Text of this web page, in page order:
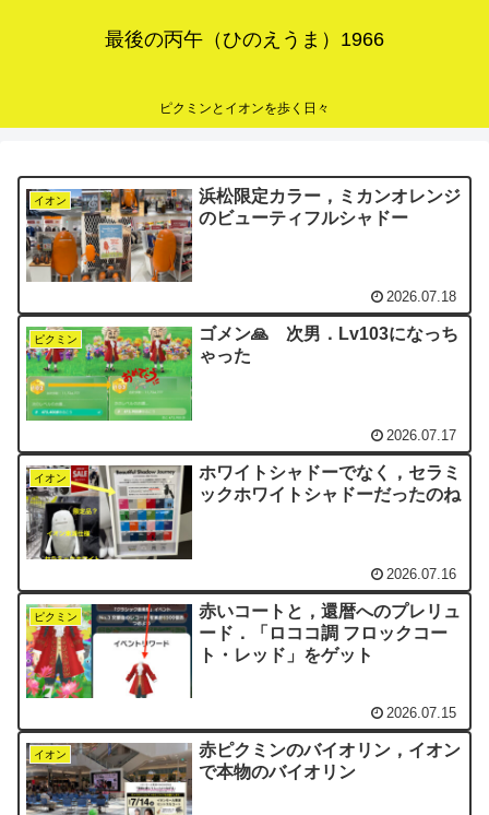
最後の丙午（ひのえうま）1966
ピクミンとイオンを歩く日々
イオン
浜松限定カラー，ミカンオレンジ
のビューティフルシャドー
2026.07.18
ピクミン
ゴメン🙏 次男．Lv103になっち
ゃった
2026.07.17
イオン
ホワイトシャドーでなく，セラミ
ックホワイトシャドーだったのね
2026.07.16
ピクミン
赤いコートと，還暦へのプレリュ
ード．「ロココ調 フロックコー
ト・レッド」をゲット
2026.07.15
イオン
赤ピクミンのバイオリン，イオン
で本物のバイオリン